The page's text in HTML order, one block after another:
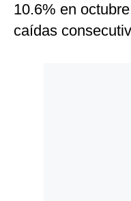
10.6% en
caídas